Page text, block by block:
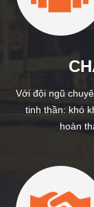
Với đội ngũ
tinh thần: khó
hoàn